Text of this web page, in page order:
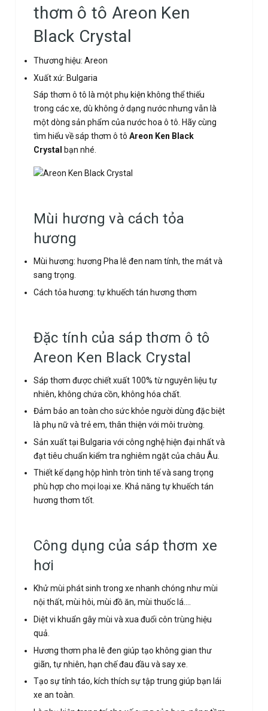
thơm ô tô Areon Ken
Black Crystal
Thương hiệu: Areon
Xuất xứ: Bulgaria
Sáp thơm ô tô là một phụ kiện không thể thiếu
trong các xe, dù không ở dạng nước nhưng vẫn là
một dòng sản phẩm của nước hoa ô tô. Hãy cùng
tìm hiểu về sáp thơm ô tô Areon Ken Black
Crystal
bạn nhé.
Mùi hương và cách tỏa
hương
Mùi hương: hương Pha lê đen nam tính, the mát và
sang trọng.
Cách tỏa hương: tự khuếch tán hương thơm
Đặc tính của sáp thơm ô tô
Areon Ken Black Crystal
Sáp thơm được chiết xuất 100% từ nguyên liệu tự
nhiên, không chứa cồn, không hóa chất.
Đảm bảo an toàn cho sức khỏe người dùng đặc biệt
là phụ nữ và trẻ em, thân thiện với môi trường.
Sản xuất tại Bulgaria với công nghệ hiện đại nhất và
đạt tiêu chuẩn kiểm tra nghiêm ngặt của châu Âu.
Thiết kế dạng hộp hình tròn tinh tế và sang trọng
phù hợp cho mọi loại xe. Khả năng tự khuếch tán
hương thơm tốt.
Công dụng của sáp thơm xe
hơi
Khử mùi phát sinh trong xe nhanh chóng như mùi
nội thất, mùi hôi, mùi đồ ăn, mùi thuốc lá….
Diệt vi khuẩn gây mùi và xua đuổi côn trùng hiệu
quả.
Hương thơm pha lê đen giúp tạo không gian thư
giãn, tự nhiên, hạn chế đau đầu và say xe.
Tạo sự tỉnh táo, kích thích sự tập trung giúp bạn lái
xe an toàn.